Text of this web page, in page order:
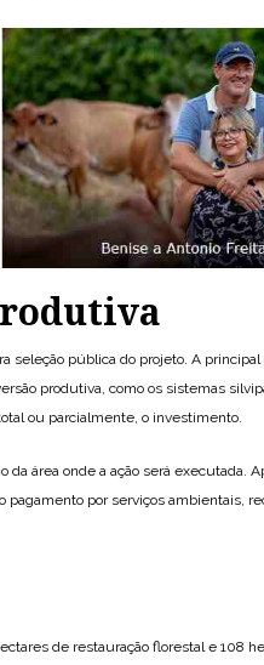
seleção pública do projeto. A
produtiva, como os sistemas
ou parcialmente, o investimento.
da área onde a ação será executada.
por serviços ambientais,
de restauração florestal e 108